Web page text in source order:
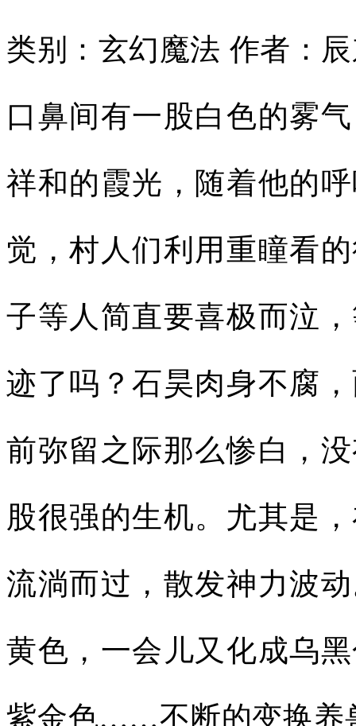
类别：玄幻魔法 作者：
口鼻间有一股白色的雾
祥和的霞光，随着他的
觉，村人们利用重瞳看
子等人简直要喜极而泣
迹了吗？石昊肉身不腐
前弥留之际那么惨白，
股很强的生机。尤其是
流淌而过，散发神力波
黄色，一会儿又化成乌
紫金色……不断的变换养